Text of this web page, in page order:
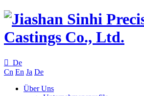
 De
Cn En Ja De
Über Uns